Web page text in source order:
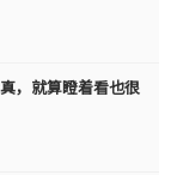
，就算瞪着看也很